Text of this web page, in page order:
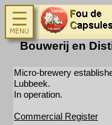
Bouwerij en
Micro-brewery
Lubbeek.
In operation.
Commercial Register